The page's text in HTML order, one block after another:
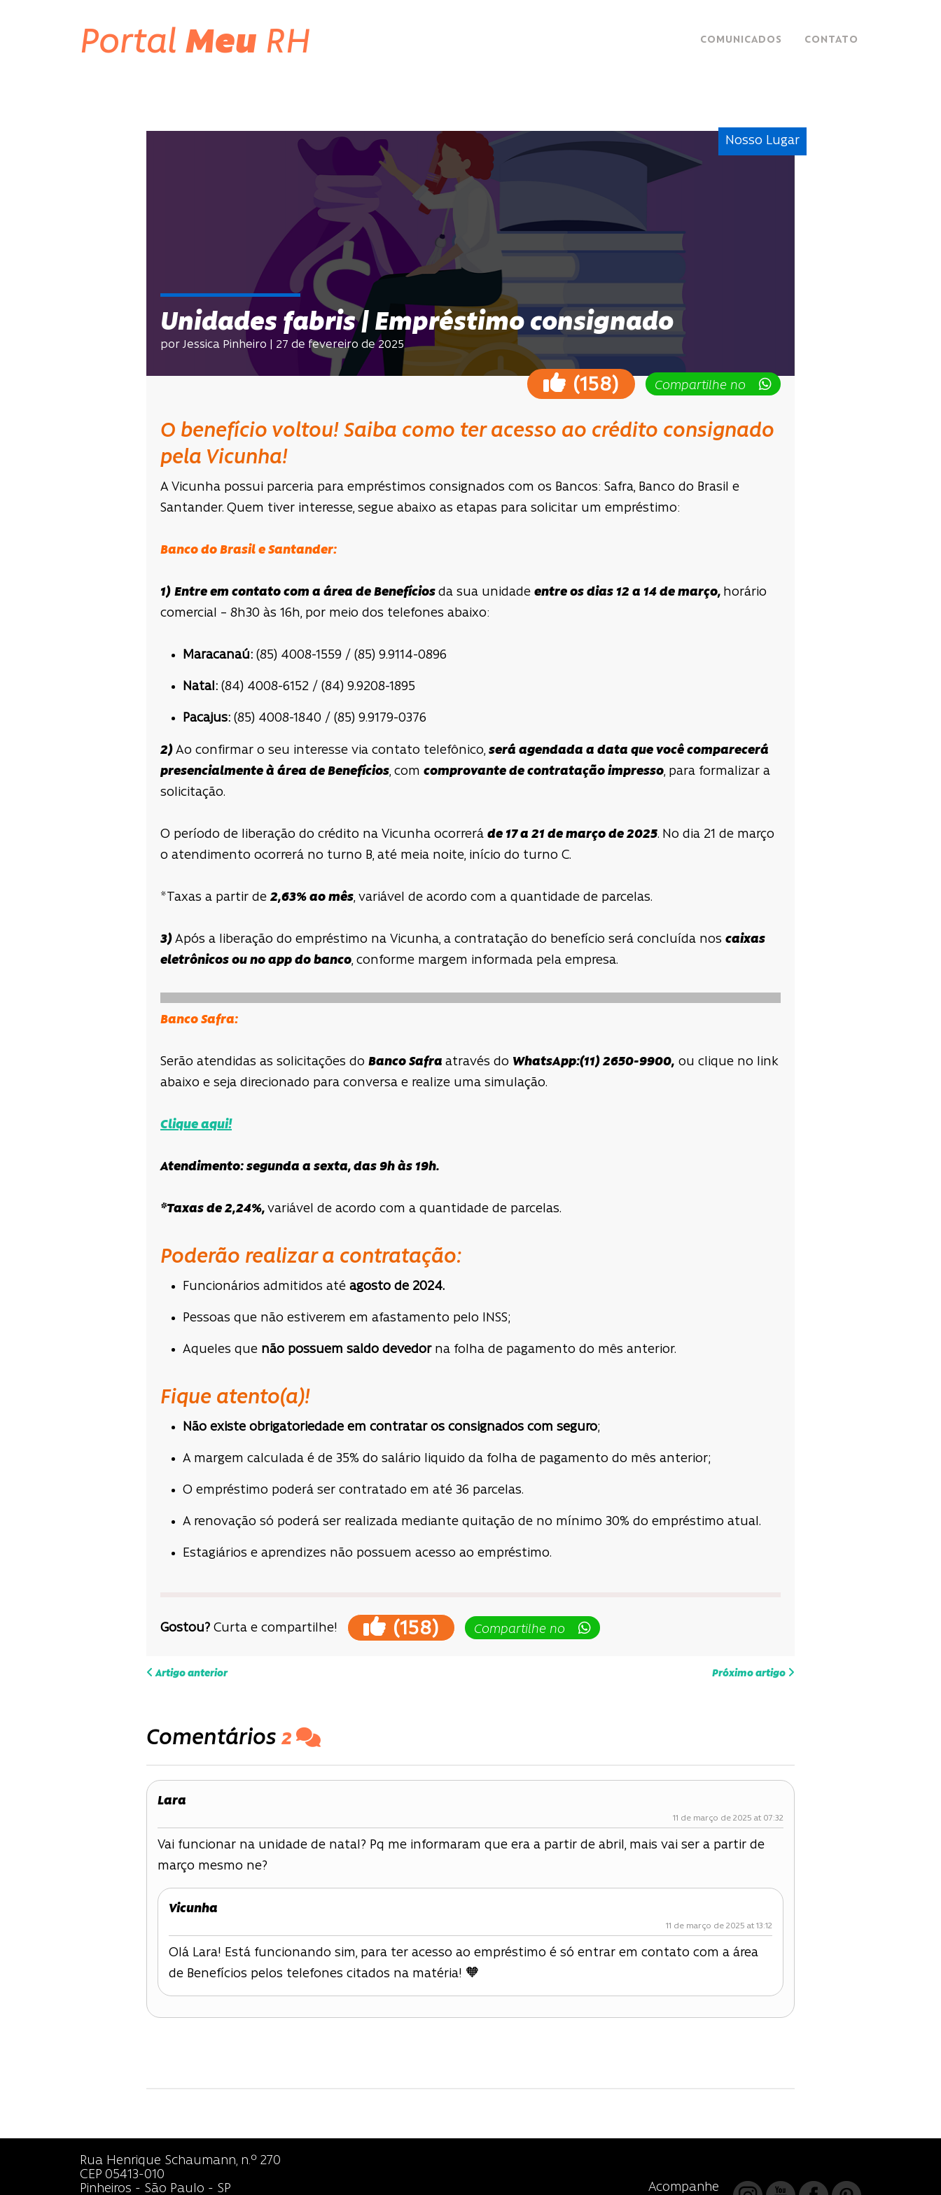
Portal Meu RH COMUNICADOS CONTATO
Nosso Lugar
Unidades fabris | Empréstimo consignado
por Jessica Pinheiro | 27 de fevereiro de 2025
Compartilhe no
(158)
O benefício voltou! Saiba como ter acesso ao crédito consignado
pela Vicunha!
A Vicunha possui parceria para empréstimos consignados com os Bancos: Safra, Banco do Brasil e
Santander. Quem tiver interesse, segue abaixo as etapas para solicitar um empréstimo:
Banco do Brasil e Santander:
1) Entre em contato com a área de Benefícios da sua unidade entre os dias 12 a 14 de março, horário
comercial – 8h30 às 16h, por meio dos telefones abaixo:
Maracanaú: (85) 4008-1559 / (85) 9.9114-0896
Natal: (84) 4008-6152 / (84) 9.9208-1895
Pacajus: (85) 4008-1840 / (85) 9.9179-0376
2) Ao confirmar o seu interesse via contato telefônico, será agendada a data que você comparecerá
presencialmente à área de Benefícios, com comprovante de contratação impresso, para formalizar a
solicitação.
O período de liberação do crédito na Vicunha ocorrerá de 17 a 21 de março de 2025. No dia 21 de março
o atendimento ocorrerá no turno B, até meia noite, início do turno C.
*Taxas a partir de 2,63% ao mês, variável de acordo com a quantidade de parcelas.
3) Após a liberação do empréstimo na Vicunha, a contratação do benefício será concluída nos caixas
eletrônicos ou no app do banco, conforme margem informada pela empresa.
Banco Safra:
Serão atendidas as solicitações do Banco Safra através do WhatsApp:(11) 2650-9900, ou clique no link
abaixo e seja direcionado para conversa e realize uma simulação.
Clique aqui!
Atendimento: segunda a sexta, das 9h às 19h.
*Taxas de 2,24%, variável de acordo com a quantidade de parcelas.
Poderão realizar a contratação:
Funcionários admitidos até agosto de 2024.
Pessoas que não estiverem em afastamento pelo INSS;
Aqueles que não possuem saldo devedor na folha de pagamento do mês anterior.
Fique atento(a)!
Não existe obrigatoriedade em contratar os consignados com seguro;
A margem calculada é de 35% do salário liquido da folha de pagamento do mês anterior;
O empréstimo poderá ser contratado em até 36 parcelas.
A renovação só poderá ser realizada mediante quitação de no mínimo 30% do empréstimo atual.
Estagiários e aprendizes não possuem acesso ao empréstimo.
Gostou? Curta e compartilhe! (158) Compartilhe no
Navegação
Post
Artigo anterior Próximo artigo
Comentários 2
Lara
11 de março de 2025 at 07:32
Vai funcionar na unidade de natal? Pq me informaram que era a partir de abril, mais vai ser a partir de
março mesmo ne?
Vicunha
11 de março de 2025 at 13:12
Olá Lara! Está funcionando sim, para ter acesso ao empréstimo é só entrar em contato com a área
de Benefícios pelos telefones citados na matéria! 🧡
Rua Henrique Schaumann, n.º 270
CEP 05413-010
Pinheiros - São Paulo - SP
Acompanhe